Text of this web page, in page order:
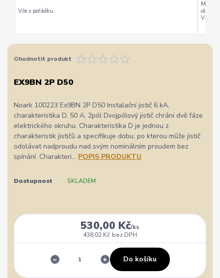
Vče v pořádku.
Můžu
Vřele
Ohodnotit produkt
EX9BN 2P D50
Noark 100223 Ex9BN 2P D50 Instalační jistič 6 kA,
charakteristika D, 50 A, 2pól Dvojpólový jistič chrání dvě fáze
elektrického okruhu. Charakteristika D je jednou z
charakteristik jističů a specifikuje dobu, po kterou může jistič
odolávat nadproudu nad svým nominálním proudem bez
spínání. Charakteri... POPIS PRODUKTU
Dostupnost SKLADEM
530,00 Kč/ks
438,02 Kč bez DPH
Do košíku